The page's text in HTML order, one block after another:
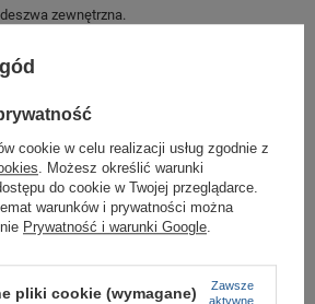
zewnętrzna.
całej rodziny sklep
w standardowych rozmiarach 40, 41, 41.5, 42,
48.5
dostępne.
wybór obuwia sportowego dla całej
internetowym masz gwarancję, że towar jest
sieci dystrybucyjnej.
cookie w celu realizacji usług zgodnie z
. Możesz określić warunki
do cookie w Twojej przeglądarce.
warunków i prywatności można
Prywatność i warunki Google.
pliki cookie (wymagane)
Zawsze
aktywne